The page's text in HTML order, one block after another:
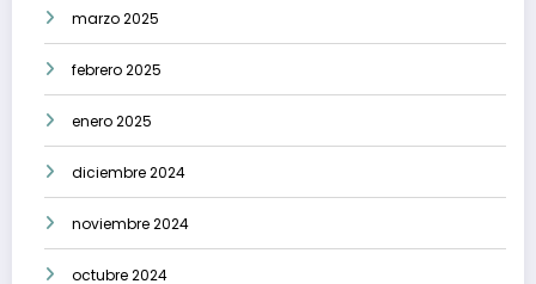
marzo 2025
febrero 2025
enero 2025
diciembre 2024
noviembre 2024
octubre 2024